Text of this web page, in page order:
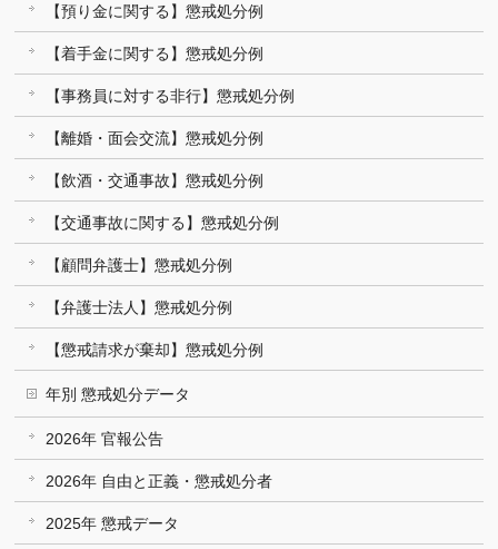
【預り金に関する】懲戒処分例
【着手金に関する】懲戒処分例
【事務員に対する非行】懲戒処分例
【離婚・面会交流】懲戒処分例
【飲酒・交通事故】懲戒処分例
【交通事故に関する】懲戒処分例
【顧問弁護士】懲戒処分例
【弁護士法人】懲戒処分例
【懲戒請求が棄却】懲戒処分例
年別 懲戒処分データ
2026年 官報公告
2026年 自由と正義・懲戒処分者
2025年 懲戒データ